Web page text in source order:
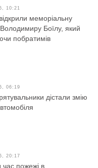
10:21
меморіальну
Боїлу, який
побратимів
06:19
дістали змію
20:17
час пожежі в